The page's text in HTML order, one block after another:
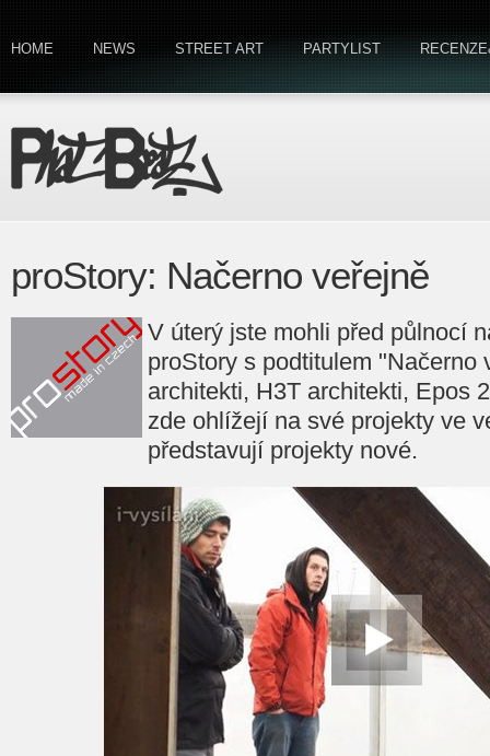
HOME NEWS STREET ART PARTYLIST
proStory: Načerno veřejně
V úterý jste mohli před půlnocí
proStory s podtitulem "Načerno
architekti, H3T architekti, Epos
zde ohlížejí na své projekty ve
představují projekty nové.